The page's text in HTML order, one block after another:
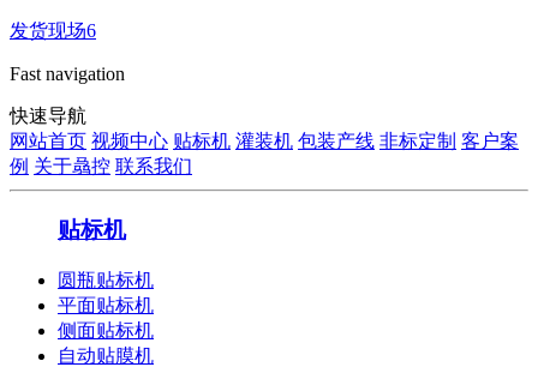
发货现场6
Fast navigation
快速导航
网站首页 视频中心 贴标机 灌装机 包装产线 非标定制 客户案
例 关于骉控 联系我们
贴标机
圆瓶贴标机
平面贴标机
侧面贴标机
自动贴膜机